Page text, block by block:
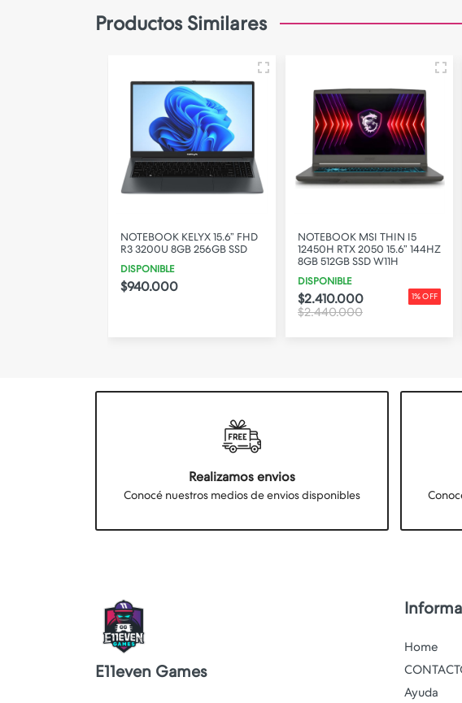
PERSONALIZA TU FUNDA!
Productos Similares
NOTEBOOK KELYX 15.6” FHD
R3 3200U 8GB 256GB SSD
DISPONIBLE
$940.000
NOTEBOOK MSI THIN I5
12450H RTX 2050 15.6” 144HZ
8GB 512GB SSD W11H
DISPONIBLE
1% OFF
$2.410.000
$2.440.000
Realizamos envios
Conocé nuestros medios de envios disponibles
E11even Games
Home
Ayuda